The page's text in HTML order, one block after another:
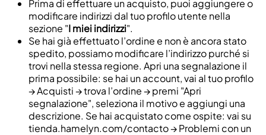
Prima di effettuare un acquisto, puoi aggiungere o
modificare indirizzi dal tuo profilo utente nella
sezione "I miei indirizzi".
Se hai già effettuato l’ordine e non è ancora stato
spedito, possiamo modificare l’indirizzo purché si
trovi nella stessa regione. Apri una segnalazione il
prima possibile: se hai un account, vai al tuo profilo
→ Acquisti → trova l’ordine → premi "Apri
segnalazione", seleziona il motivo e aggiungi una
descrizione. Se hai acquistato come ospite: vai su
tienda.hamelyn.com/contacto → Problemi con un